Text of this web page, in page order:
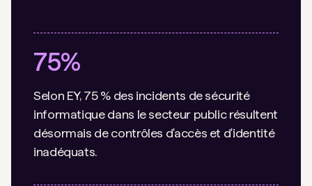
75%
Selon EY, 75 % des incidents de sécurité
informatique dans le secteur public résultent
désormais de contrôles d'accès et d'identité
inadéquats.